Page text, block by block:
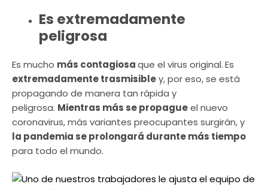
Es extremadamente
peligrosa
Es mucho más contagiosaque el virus original.Es
extremadamente trasmisibley, por eso, se está
propagando de manera tan rápida y
peligrosa. Mientras más se propagueel nuevo
coronavirus, más variantes preocupantes surgirán, y
la pandemia se prolongará durante más tiempo
para todo el mundo.